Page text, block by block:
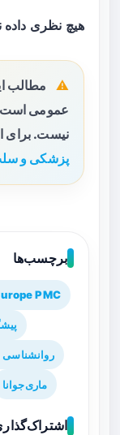
هیچ نظری
مطالب
عمومی است
نیست. برای
پزشکی و
برچسب‌ها
PMC
ماری‌جوانا